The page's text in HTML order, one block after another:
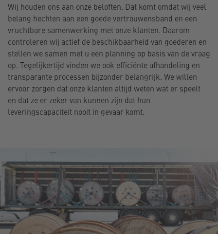
Wij houden ons aan onze beloften. Dat komt omdat wij veel
belang hechten aan een goede vertrouwensband en een
vruchtbare samenwerking met onze klanten. Daarom
controleren wij actief de beschikbaarheid van goederen en
stellen we samen met u een planning op basis van de vraag
op. Tegelijkertijd vinden we ook efficiënte afhandeling en
transparante processen bijzonder belangrijk. We willen
ervoor zorgen dat onze klanten altijd weten wat er speelt
en dat ze er zeker van kunnen zijn dat hun
leveringscapaciteit nooit in gevaar komt.